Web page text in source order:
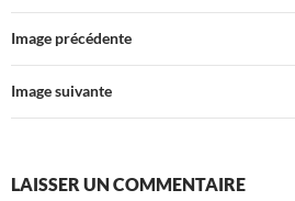
Image précédente
Image suivante
LAISSER UN COMMENTAIRE